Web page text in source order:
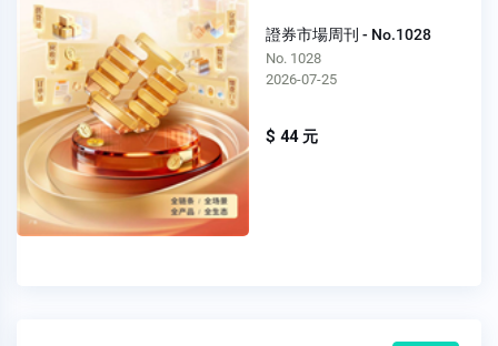
證券市場周刊 - No.1028
No. 1028
2026-07-25
$ 44 元